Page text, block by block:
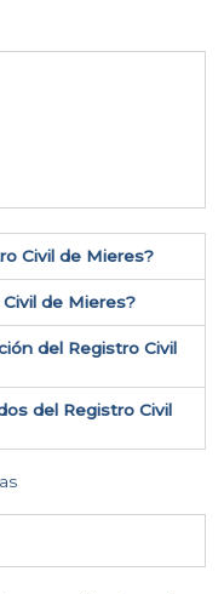
Civil de Mieres​?
de Mieres?
del Registro Civil
del Registro Civil